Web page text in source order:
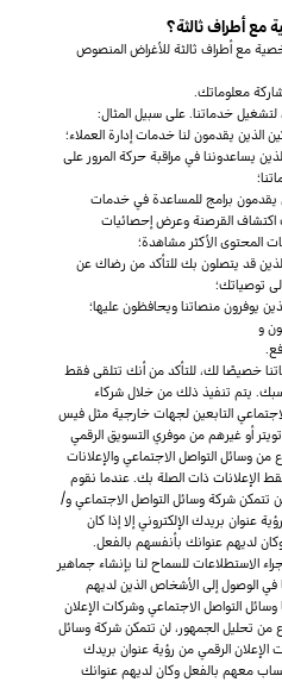
مع أطراف ثالثة للأغراض المنصوص
معلوماتك.
خدماتنا. على سبيل المثال:
الذين يقدمون لنا خدمات إدارة العملاء؛
يساعدوننا في مراقبة حركة المرور على
يقدمون برامج للمساعدة في خدمات
اكتشاف القرصنة وعرض إحصائيات
المحتوى الأكثر مشاهدة؛
قد يتصلون بك للتأكد من رضاك عن
توصياتك؛
يوفرون منصاتنا ويحافظون عليها؛
و
خصيصًا لك، للتأكد من أنك تتلقى فقط
يتم تنفيذ ذلك من خلال شركاء
التابعين لجهات خارجية مثل فيس
أو غيرهم من موفري التسويق الرقمي
من وسائل التواصل الاجتماعي والإعلانات
الإعلانات ذات الصلة بك. عندما نقوم
تتمكن شركة وسائل التواصل الاجتماعي و/
عنوان بريدك الإلكتروني إلا إذا كان
لديهم عنوانك بأنفسهم بالفعل.
الاستطلاعات للسماح لنا بإنشاء جماهير
الوصول إلى الأشخاص الذين لديهم
التواصل الاجتماعي وشركات الإعلان
من تحليل الجمهور، لن تتمكن شركة وسائل
الإعلان الرقمي من رؤية عنوان بريدك
حساب معهم بالفعل وكان لديهم عنوانك